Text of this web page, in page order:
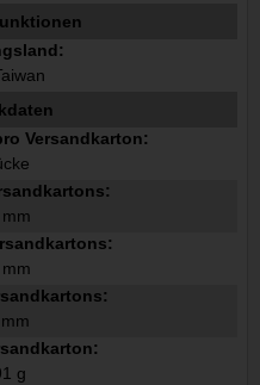
Versandkarton:
g